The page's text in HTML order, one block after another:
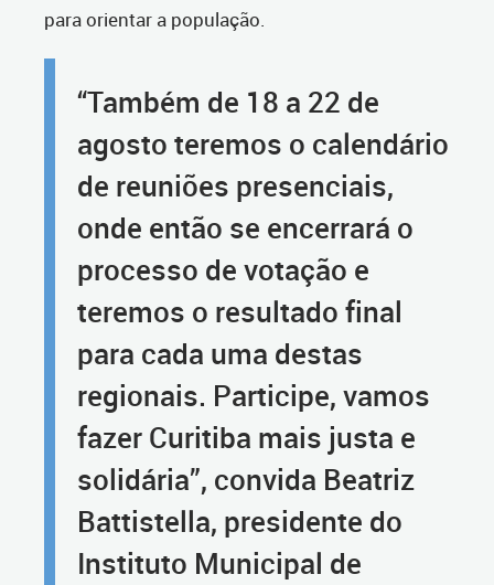
para orientar a população.
“Também de 18 a 22 de
agosto teremos o calendário
de reuniões presenciais,
onde então se encerrará o
processo de votação e
teremos o resultado final
para cada uma destas
regionais. Participe, vamos
fazer Curitiba mais justa e
solidária”, convida Beatriz
Battistella, presidente do
Instituto Municipal de